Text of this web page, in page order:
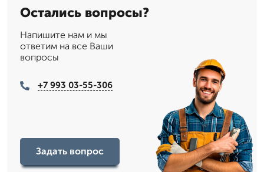
Остались вопросы?
Напишите нам и мы
ответим на все Ваши
вопросы
+7 993 03-55-306
Задать вопрос